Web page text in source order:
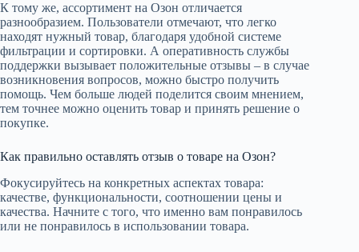
К тому же, ассортимент на Озон отличается
разнообразием. Пользователи отмечают, что легко
находят нужный товар, благодаря удобной системе
фильтрации и сортировки. А оперативность службы
поддержки вызывает положительные отзывы – в случае
возникновения вопросов, можно быстро получить
помощь. Чем больше людей поделится своим мнением,
тем точнее можно оценить товар и принять решение о
покупке.
Как правильно оставлять отзыв о товаре на Озон?
Фокусируйтесь на конкретных аспектах товара:
качестве, функциональности, соотношении цены и
качества. Начните с того, что именно вам понравилось
или не понравилось в использовании товара.